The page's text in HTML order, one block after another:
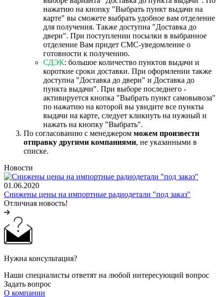
нажатию на кнопку "Выбрать пункт выдачи на
карте" вы сможете выбрать удобное вам отделение
для получения. Также доступна "Доставка до
двери". При поступлении посылки в выбранное
отделение Вам придет СМС-уведомление о
готовности к получению.
СДЭК: большое количество пунктов выдачи и
короткие сроки доставки. При оформлении также
доступна "Доставка до двери" и Доставка до
пункта выдачи". При выборе последнего -
активируется кнопка "Выбрать пункт самовывоза"
по нажатию на которой вы увидите все пункты
выдачи на карте, следует кликнуть на нужный и
нажать на кнопку "Выбрать".
По согласованию с менеджером можем произвести
отправку другими компаниями, не указанными в
списке.
Новости
01.06.2020
Снижены цены на импортные радиодетали "под заказ"
Отличная новость!
Нужна консультация?
Наши специалисты ответят на любой интересующий вопрос
Задать вопрос
О компании